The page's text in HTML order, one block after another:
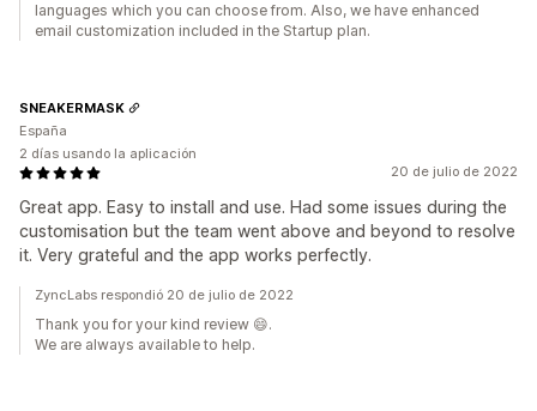
languages which you can choose from. Also, we have enhanced
email customization included in the Startup plan.
20 de julio de 2022
Great app. Easy to install and use. Had some issues during the
customisation but the team went above and beyond to resolve
it. Very grateful and the app works perfectly.
SNEAKERMASK
España
2 días usando la aplicación
ZyncLabs respondió 20 de julio de 2022
Thank you for your kind review 😄.
We are always available to help.